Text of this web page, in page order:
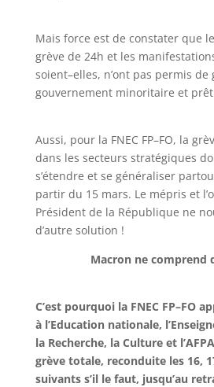
Mais force est de constater que
grève de 24h et les
soient–elles, n’ont pas permis de
gouvernement minoritaire et prêt
Aussi, pour la FNEC FP–FO, la
dans les secteurs stratégiques
s’étendre et se généraliser
partir du 15 mars. Le mépris et
Président de la République ne
d’autre solution !
Macron ne comprend
C’est pourquoi la FNEC FP–FO
à l’Education nationale,
la Recherche, la Culture et
grève totale, reconduite les 16,
suivants s’il le faut, jusqu’au